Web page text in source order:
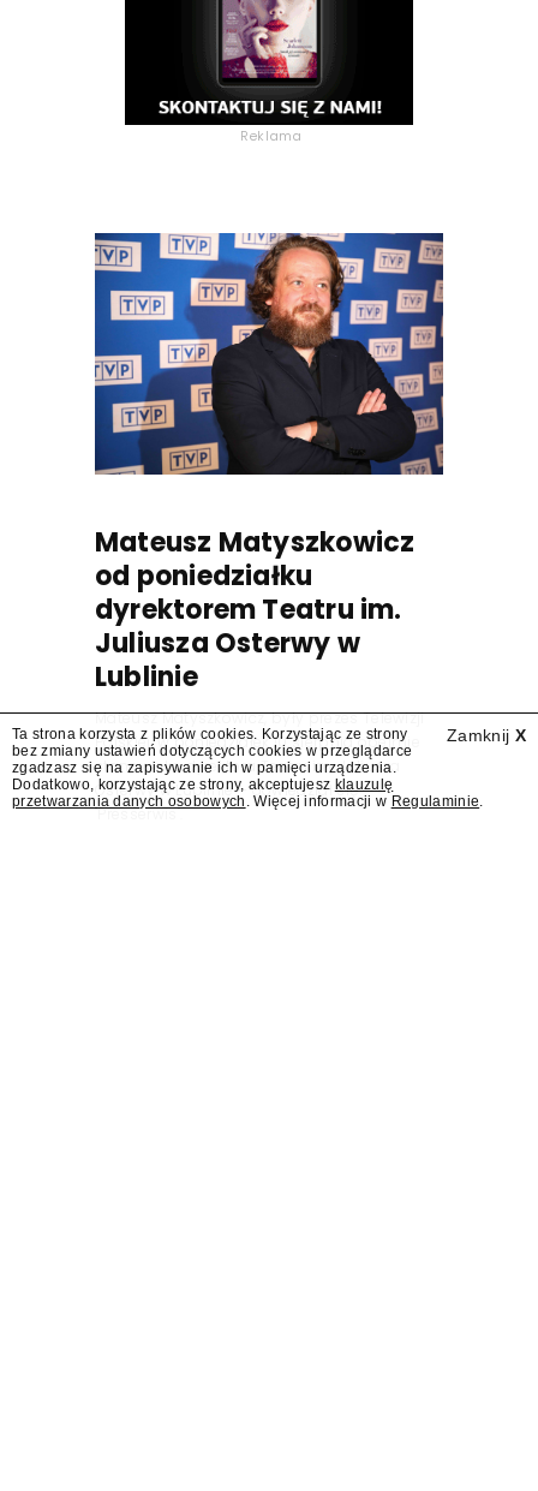
Reklama
Mateusz Matyszkowicz
od poniedziałku
dyrektorem Teatru im.
Juliusza Osterwy w
Lublinie
Mateusz Matyszkowicz, były prezes Telewizji
Polskiej, w poniedziałek 10 sierpnia obejmie
stanowisko dyrektora Teatru im. Juliusza
Osterwy w Lublinie – dowiedział się
"Presserwis".
Zamknij X
Ta strona korzysta z plików cookies. Korzystając ze strony
bez zmiany ustawień dotyczących cookies w przeglądarce
zgadzasz się na zapisywanie ich w pamięci urządzenia.
Dodatkowo, korzystając ze strony, akceptujesz klauzulę
przetwarzania danych osobowych . Więcej informacji w Regulaminie.